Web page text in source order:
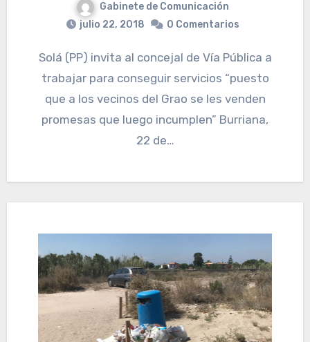
Gabinete de Comunicación
julio 22, 2018
0 Comentarios
Solá (PP) invita al concejal de Vía Pública a
trabajar para conseguir servicios “puesto
que a los vecinos del Grao se les venden
promesas que luego incumplen” Burriana,
22 de…